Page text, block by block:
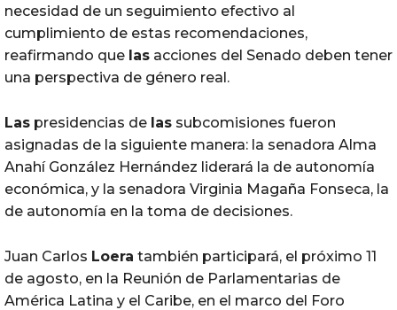
necesidad de un seguimiento efectivo al
cumplimiento de estas recomendaciones,
reafirmando que las acciones del Senado deben tener
una perspectiva de género real.
Las presidencias de las subcomisiones fueron
asignadas de la siguiente manera: la senadora Alma
Anahí González Hernández liderará la de autonomía
económica, y la senadora Virginia Magaña Fonseca, la
de autonomía en la toma de decisiones.
Juan Carlos Loera también participará, el próximo 11
de agosto, en la Reunión de Parlamentarias de
América Latina y el Caribe, en el marco del Foro